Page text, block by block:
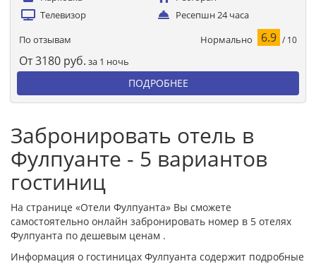
Телевизор
Ресепшн 24 часа
По отзывам Нормально 6.9 / 10
От3180 руб. за 1 ночь
ПОДРОБНЕЕ
Забронировать отель в
Фулпуанте - 5 вариантов
гостиниц
На странице «Отели Фулпуанта» Вы сможете
самостоятельно онлайн забронировать номер в 5 отелях
Фулпуанта по дешевым ценам .
Информация о гостиницах Фулпуанта содержит подробные